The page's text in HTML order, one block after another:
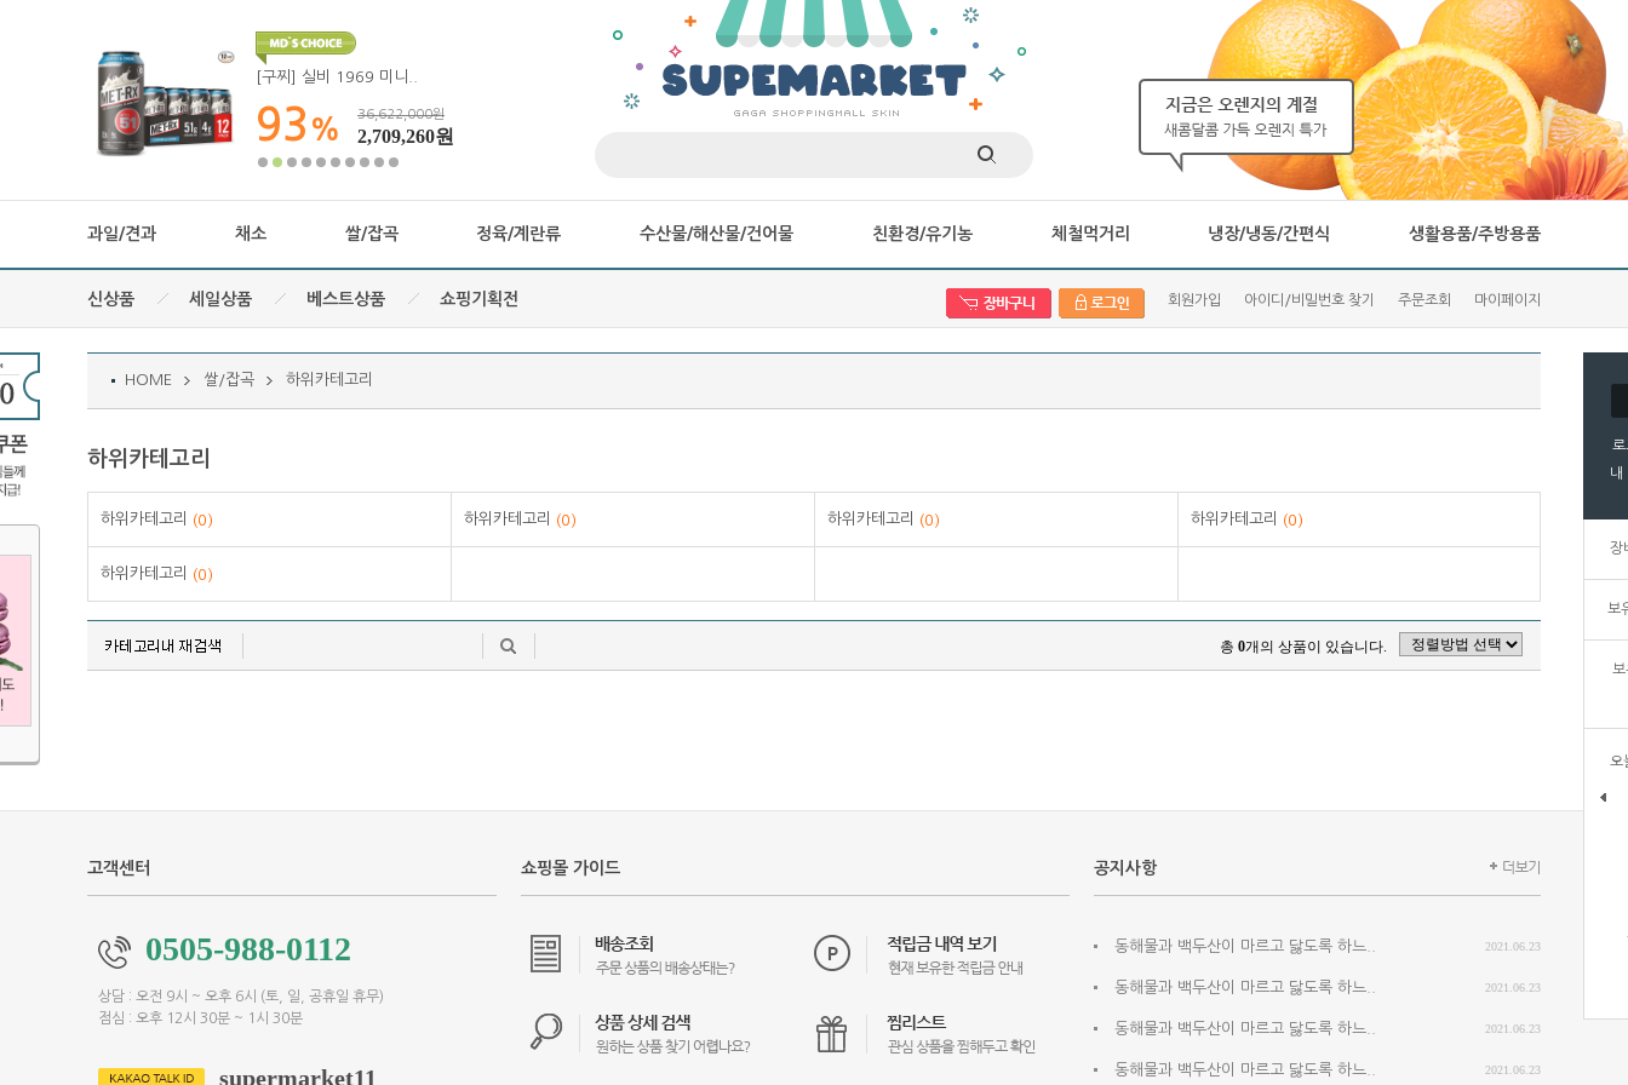
[구찌] 실비 1969 미니..
93 %
36,622,000원
2,709,260원
iPhone 11 128GB.. 수퍼아쿠아 울트라 히알론 무.. 물티슈 베이직 엠보싱 리필 ..
1%
16,400원
16,230원
과일/견과 채소 쌀/잡곡 정육/계란류 수산물/해산물/건어물 친환경/유기농 체철먹거리 냉장/냉동/간편식 생활용품/주방용품
신상품 세일상품 베스트상품 쇼핑기획전 마이페이지
주문조회
아이디/비밀번호 찾기
회원가입
로
내
장
보
보
오
HOME 쌀/잡곡 하위카테고리
하위카테고리
하위카테고리 (0) 하위카테고리 (0) 하위카테고리 (0) 하위카테고리 (0)
하위카테고리 (0)
총 0개의 상품이 있습니다.
고객센터
0505-988-0112
상담 : 오전 9시 ~ 오후 6시 (토, 일, 공휴일 휴무)
점심 : 오후 12시 30분 ~ 1시 30분
supermarket11
쇼핑몰 가이드 공지사항
동해물과 백두산이 마르고 닳도록 하느.. 2021.06.23
동해물과 백두산이 마르고 닳도록 하느.. 2021.06.23
동해물과 백두산이 마르고 닳도록 하느.. 2021.06.23
동해물과 백두산이 마르고 닳도록 하느.. 2021.06.23